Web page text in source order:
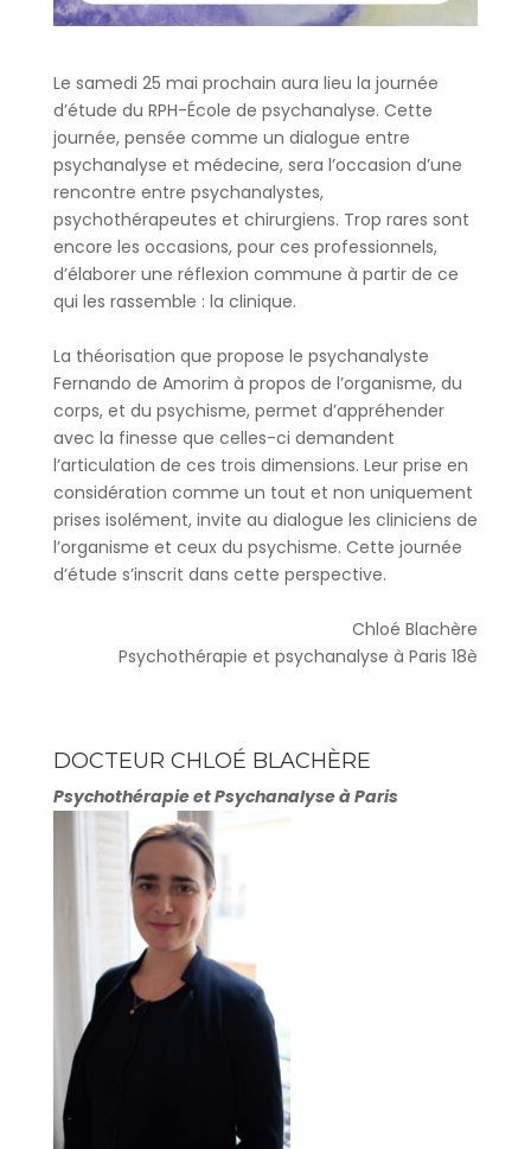
Le samedi 25 mai prochain aura lieu la journée
d’étude du RPH-École de psychanalyse. Cette
journée, pensée comme un dialogue entre
psychanalyse et médecine, sera l’occasion d’une
rencontre entre psychanalystes,
psychothérapeutes et chirurgiens. Trop rares sont
encore les occasions, pour ces professionnels,
d’élaborer une réflexion commune à partir de ce
qui les rassemble : la clinique.
La théorisation que propose le psychanalyste
Fernando de Amorim à propos de l’organisme, du
corps, et du psychisme, permet d’appréhender
avec la finesse que celles-ci demandent
l’articulation de ces trois dimensions. Leur prise en
considération comme un tout et non uniquement
prises isolément, invite au dialogue les cliniciens de
l’organisme et ceux du psychisme. Cette journée
d’étude s’inscrit dans cette perspective.
Chloé Blachère
Psychothérapie et psychanalyse à Paris 18è
DOCTEUR CHLOÉ BLACHÈRE
Psychothérapie et Psychanalyse à Paris